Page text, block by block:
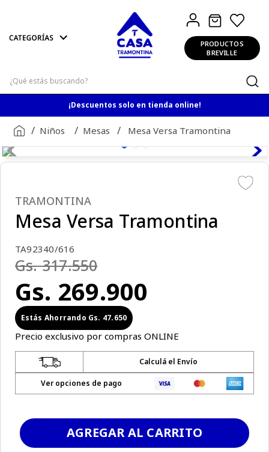
PRODUCTOS
BREVILLE
¡Descuentos solo en tienda online!
Niños Mesas Mesa Versa Tramontina
TRAMONTINA
Mesa Versa Tramontina
TA92340/616
Gs. 317.550
Gs. 269.900
Gs. 47.650
Precio exclusivo por compras ONLINE
Calculá el Envío
Ver opciones de pago
AGREGAR AL CARRITO